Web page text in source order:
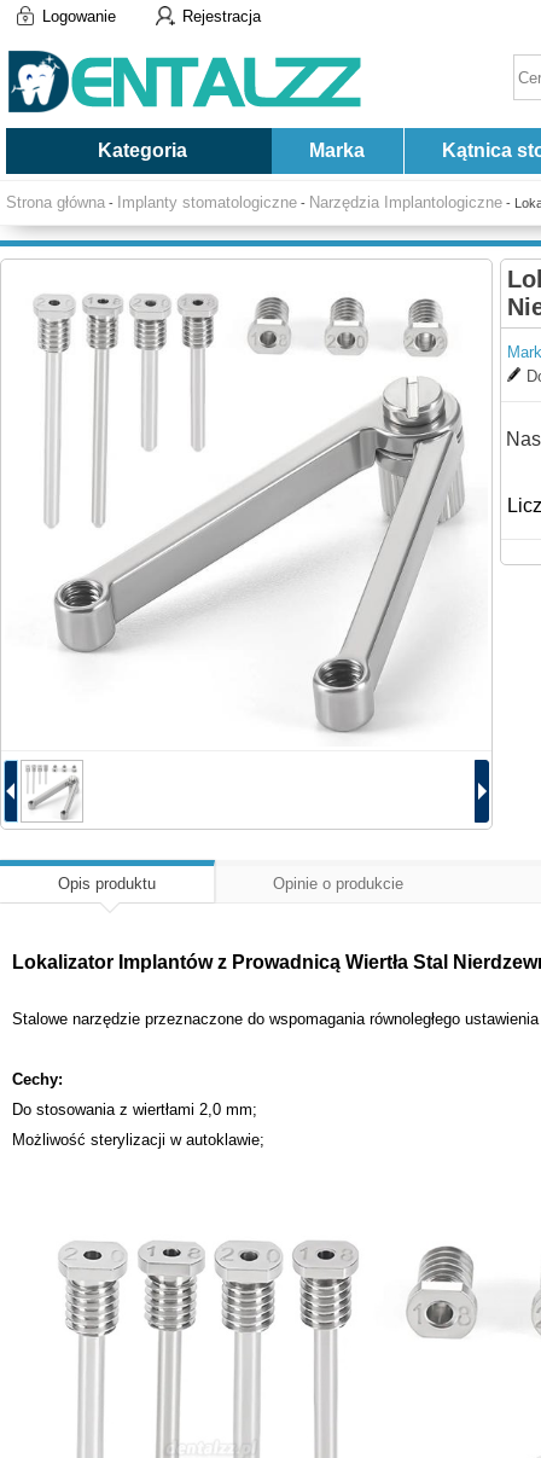
Logowanie Rejestracja
Kategoria Marka Kątnica
Strona główna - Implanty stomatologiczne - Narzędzia Implantologiczne -
Opis produktu Opinie o produkcie
Lokalizator Implantów z Prowadnicą Wiertła Stal
Stalowe narzędzie przeznaczone do wspomagania równoległego
Cechy:
Do stosowania z wiertłami 2,0 mm;
Możliwość sterylizacji w autoklawie;